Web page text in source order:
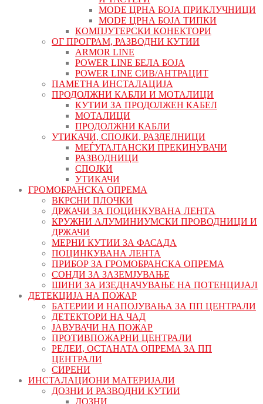
MODE ЦРНА БОЈА ПРИКЛУЧНИЦИ
MODE ЦРНА БОЈА ТИПКИ
КОМПЈУТЕРСКИ КОНЕКТОРИ
ОГ ПРОГРАМ, РАЗВОДНИ КУТИИ
ARMOR LINE
POWER LINE БЕЛА БОЈА
POWER LINE СИВ/АНТРАЦИТ
ПАМЕТНА ИНСТАЛАЦИЈА
ПРОДОЛЖНИ КАБЛИ И МОТАЛИЦИ
КУТИИ ЗА ПРОДОЛЖЕН КАБЕЛ
МОТАЛИЦИ
ПРОДОЛЖНИ КАБЛИ
УТИКАЧИ, СПОЈКИ, РАЗДЕЛНИЦИ
МЕЃУГАЈТАНСКИ ПРЕКИНУВАЧИ
РАЗВОДНИЦИ
СПОЈКИ
УТИКАЧИ
ГРОМОБРАНСКА ОПРЕМА
ВКРСНИ ПЛОЧКИ
ДРЖАЧИ ЗА ПОЦИНКУВАНА ЛЕНТА
КРУЖНИ АЛУМИНИУМСКИ ПРОВОДНИЦИ И
ДРЖАЧИ
МЕРНИ КУТИИ ЗА ФАСАДА
ПОЦИНКУВАНА ЛЕНТА
ПРИБОР ЗА ГРОМОБРАНСКА ОПРЕМА
СОНДИ ЗА ЗАЗЕМЈУВАЊЕ
ШИНИ ЗА ИЗЕДНАЧУВАЊЕ НА ПОТЕНЦИЈАЛ
ДЕТЕКЦИЈА НА ПОЖАР
БАТЕРИИ И НАПОЈУВАЊА ЗА ПП ЦЕНТРАЛИ
ДЕТЕКТОРИ НА ЧАД
ЈАВУВАЧИ НА ПОЖАР
ПРОТИВПОЖАРНИ ЦЕНТРАЛИ
РЕЛЕИ, ОСТАНАТА ОПРЕМА ЗА ПП
ЦЕНТРАЛИ
СИРЕНИ
ИНСТАЛАЦИОНИ МАТЕРИЈАЛИ
ДОЗНИ И РАЗВОДНИ КУТИИ
ДОЗНИ